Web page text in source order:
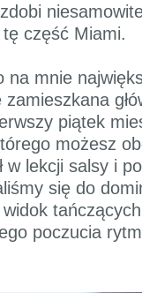
część Miami.
mnie
piątek
możesz
w lekcji salsy i
się do
poczucia